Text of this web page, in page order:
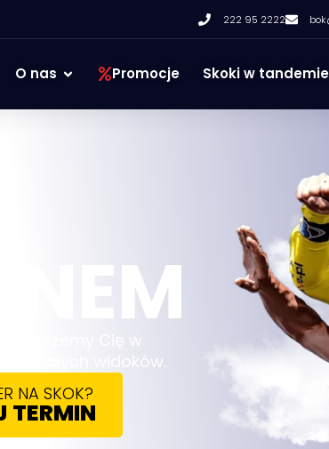
222 95 2222
O nas Promocje Skoki w tandemie
Cię w
widoków.
NA SKOK?
TERMIN